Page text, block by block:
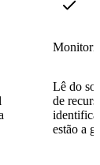
Lê do
de
estão a